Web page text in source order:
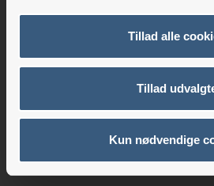
Tillad alle
Tillad
Kun nødvendige